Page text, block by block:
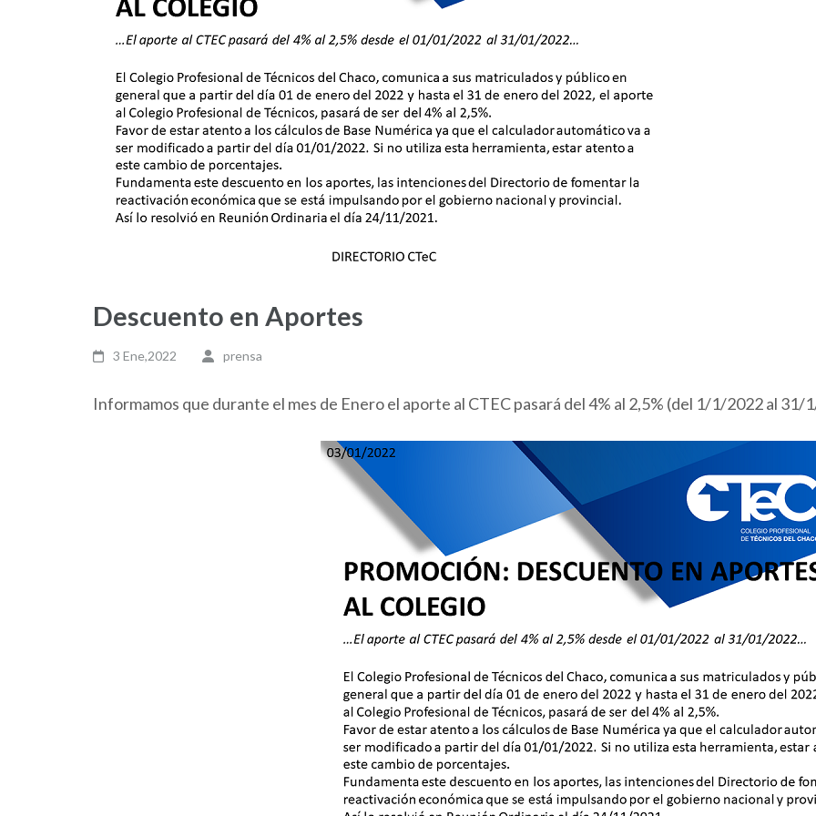
Descuento en Aportes
3 Ene,2022 prensa
Informamos que durante el mes de Enero el aporte al CTEC pasará del 4% al 2,5% (del 1/1/2022 al 31/